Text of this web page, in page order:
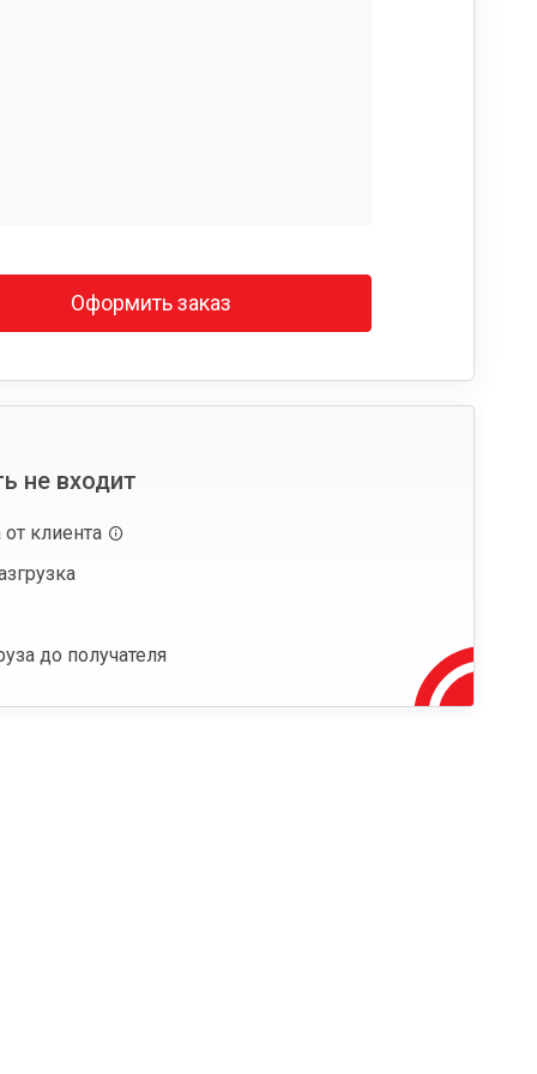
Оформить заказ
не входит
от клиента
до получателя